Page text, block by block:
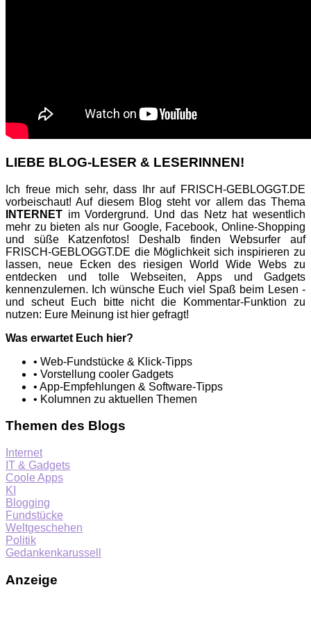
LIEBE BLOG-LESER & LESERINNEN!
Ich freue mich sehr, dass Ihr auf FRISCH-GEBLOGGT.DE
vorbeischaut! Auf diesem Blog steht vor allem das Thema
INTERNET im Vordergrund. Und das Netz hat wesentlich
mehr zu bieten als nur Google, Facebook, Online-Shopping
und süße Katzenfotos! Deshalb finden Websurfer auf
FRISCH-GEBLOGGT.DE die Möglichkeit sich inspirieren zu
lassen, neue Ecken des riesigen World Wide Webs zu
entdecken und tolle Webseiten, Apps und Gadgets
kennenzulernen. Ich wünsche Euch viel Spaß beim Lesen -
und scheut Euch bitte nicht die Kommentar-Funktion zu
nutzen: Eure Meinung ist hier gefragt!
Was erwartet Euch hier?
• Web-Fundstücke & Klick-Tipps
• Vorstellung cooler Gadgets
• App-Empfehlungen & Software-Tipps
• Kolumnen zu aktuellen Themen
Themen des Blogs
Internet
IT & Gadgets
Coole Apps
KI
Blogging
Fundstücke
Weltgeschehen
Politik
Gedankenkarussell
Anzeige